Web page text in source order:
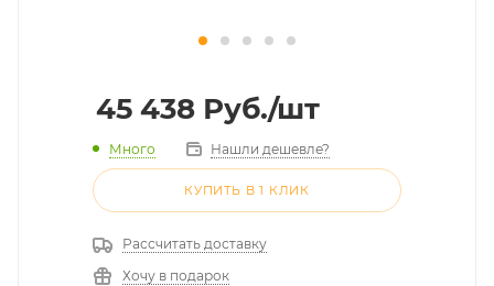
45 438 Руб./шт
Много Нашли дешевле?
КУПИТЬ В 1 КЛИК
Рассчитать доставку
Хочу в подарок